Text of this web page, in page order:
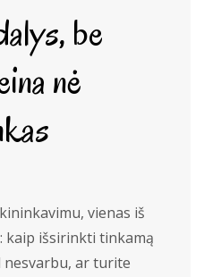
be
nė
vienas iš
kaip išsirinkti tinkamą
ar turite